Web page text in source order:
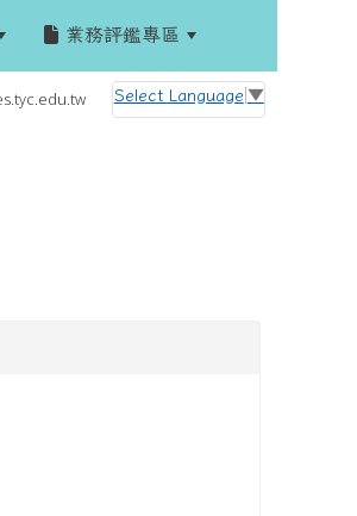
業務評鑑專區
Select Language ▼